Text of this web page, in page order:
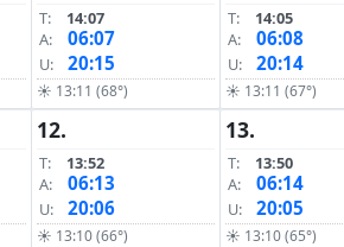
T:
14:07
A:
06:07
U: 20:15
☀ 13:11 (68°)
T:
14:05
A:
06:08
U: 20:14
☀ 13:11 (67°)
12.
T:
13:52
A:
06:13
U: 20:06
☀ 13:10 (66°)
13.
T:
13:50
A:
06:14
U: 20:05
☀ 13:10 (65°)